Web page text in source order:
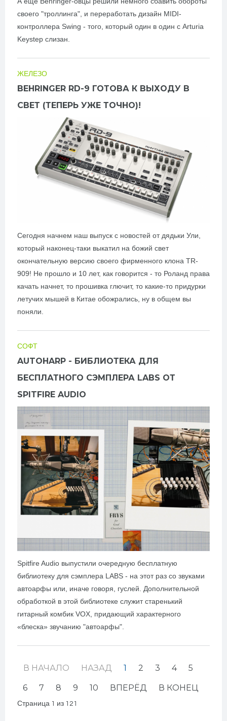
своего "троллинга", и переработать дизайн MIDI-
контроллера Swing - того, который один в один с Arturia
Keystep слизан.
ЖЕЛЕЗО
BEHRINGER RD-9 ГОТОВА К ВЫХОДУ В
СВЕТ (ТЕПЕРЬ УЖЕ ТОЧНО)!
Сегодня начнем наш выпуск с новостей от дядьки Ули,
который наконец-таки выкатил на божий свет
окончательную версию своего фирменного клона TR-
909! Не прошло и 10 лет, как говорится - то Роланд права
качать начнет, то прошивка глючит, то какие-то придурки
летучих мышей в Китае обожрались, ну в общем вы
поняли.
СОФТ
AUTOHARP - БИБЛИОТЕКА ДЛЯ
БЕСПЛАТНОГО СЭМПЛЕРА LABS ОТ
SPITFIRE AUDIO
Spitfire Audio выпустили очередную бесплатную
библиотеку для сэмплера LABS - на этот раз со звуками
автоарфы или, иначе говоря, гуслей. Дополнительной
обработкой в этой библиотеке служит старенький
гитарный комбик VOX, придающий характерного
«блеска» звучанию "автоарфы".
В НАЧАЛО НАЗАД 1 2 3 4 5
6 7 8 9 10 ВПЕРЁД В КОНЕЦ
Страница 1 из 121